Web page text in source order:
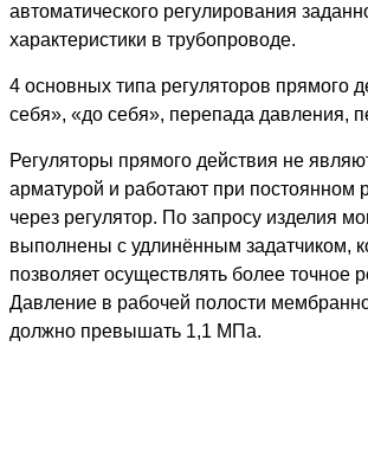
автоматического регулирования
характеристики в трубопроводе.
4 основных типа регуляторов прямого
себя», «до себя», перепада давления,
Регуляторы прямого действия не
арматурой и работают при постоянном
через регулятор. По запросу изделия
выполнены с удлинённым задатчиком,
позволяет осуществлять более точное
Давление в рабочей полости
должно превышать 1,1 МПа.